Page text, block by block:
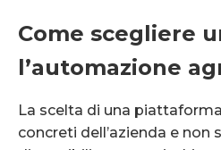
Come scegliere
l’automazione
La scelta di una
concreti dell’azienda e non